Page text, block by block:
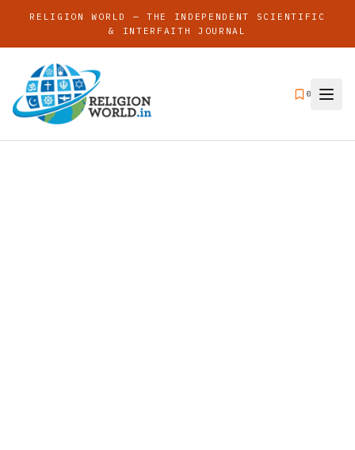
RELIGION WORLD — THE INDEPENDENT SCIENTIFIC
& INTERFAITH JOURNAL
0